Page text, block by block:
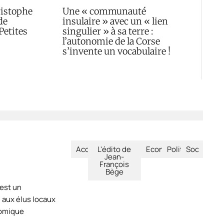
Une « communauté
insulaire » avec un « lien
singulier » à sa terre :
l’autonomie de la Corse
s’invente un vocabulaire !
un
élus locaux
AccueilL'édito de
Jean-
François
Bège
EconomiePolitique